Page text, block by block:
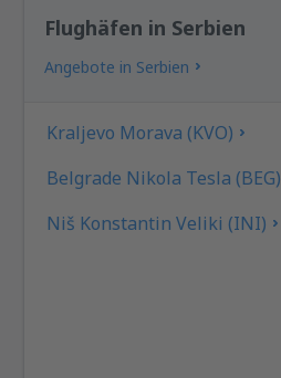
Flughäfen in Serbien
Angebote in Serbien
Kraljevo Morava (KVO)
Belgrade Nikola Tesla (BEG)
Niš Konstantin Veliki (INI)